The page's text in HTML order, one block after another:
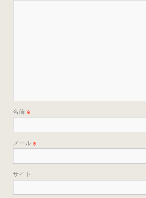
名前※
メール※
サイト